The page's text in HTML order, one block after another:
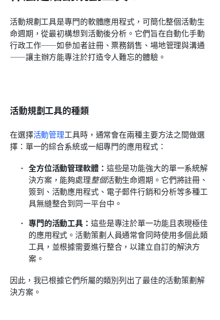
活動規劃工具是專門的軟體應用程式，可簡化整個活動生
命週期，從最初構想到活動後分析。它們旨在自動化手動
行政工作——如參加者註冊、票務銷售、場地管理與溝通
——讓主辦方能專注於打造令人難忘的體驗。
活動規劃工具的種類
在選擇活動管理工具時，通常會在兩種主要方法之間做選
擇：單一的綜合系統或一組專門的應用程式：
全方位活動管理軟體： 這些是功能強大的單一系統解
決方案，能夠處理整個活動生命週期。它們將註冊、
簽到、活動應用程式、電子郵件行銷和分析等多種工
具無縫整合到同一平台中。
專門的活動工具： 這些是專注於單一功能且表現極佳
的應用程式。活動策劃人員通常會同時使用多個此類
工具，並根據需要進行整合，以建立自訂的解決方
案。
因此，我已根據它們所屬的類別列出了最佳的活動策劃解
決方案。